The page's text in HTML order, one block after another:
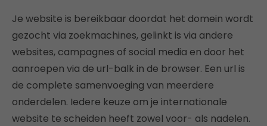
Je website is bereikbaar doordat het domein wordt
gezocht via zoekmachines, gelinkt is via andere
websites, campagnes of social media en door het
aanroepen via de url-balk in de browser. Een url is
de complete samenvoeging van meerdere
onderdelen. Iedere keuze om je internationale
website te scheiden heeft zowel voor- als nadelen.